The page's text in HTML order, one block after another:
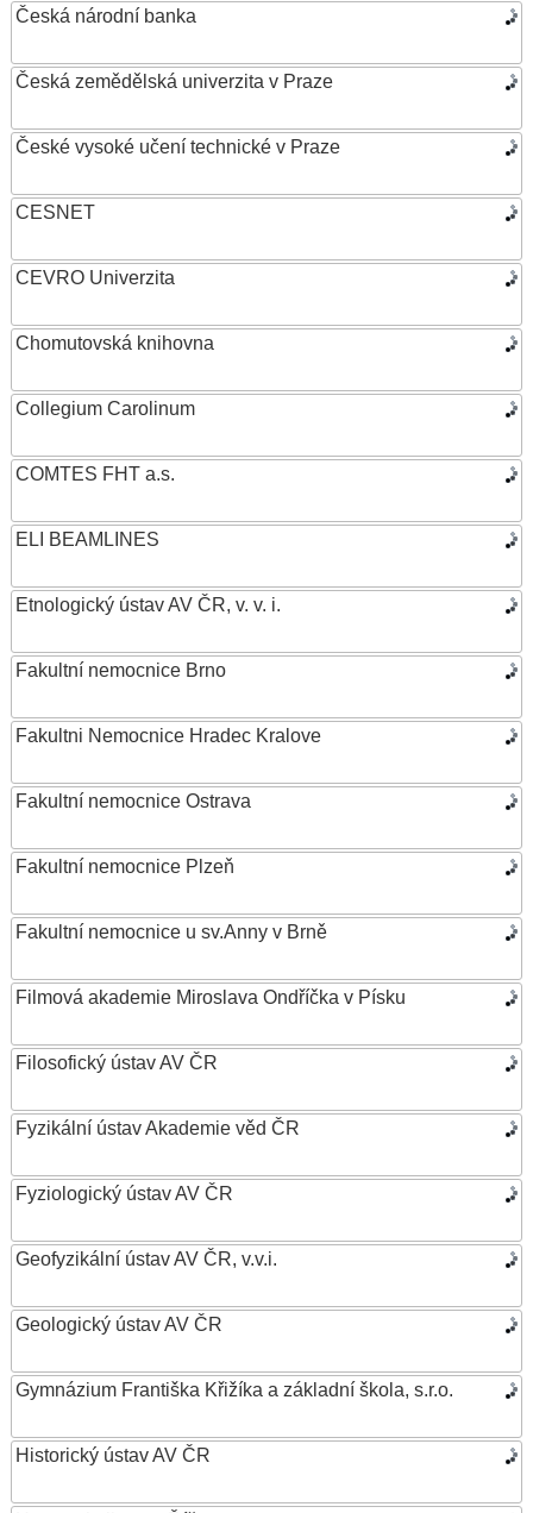
Česká národní banka
Česká zemědělská univerzita v Praze
České vysoké učení technické v Praze
CESNET
CEVRO Univerzita
Chomutovská knihovna
Collegium Carolinum
COMTES FHT a.s.
ELI BEAMLINES
Etnologický ústav AV ČR, v. v. i.
Fakultní nemocnice Brno
Fakultni Nemocnice Hradec Kralove
Fakultní nemocnice Ostrava
Fakultní nemocnice Plzeň
Fakultní nemocnice u sv.Anny v Brně
Filmová akademie Miroslava Ondříčka v Písku
Filosofický ústav AV ČR
Fyzikální ústav Akademie věd ČR
Fyziologický ústav AV ČR
Geofyzikální ústav AV ČR, v.v.i.
Geologický ústav AV ČR
Gymnázium Františka Křižíka a základní škola, s.r.o.
Historický ústav AV ČR